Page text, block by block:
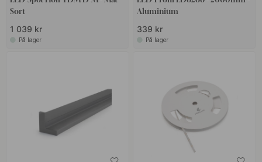
Sort
1 039 kr
På lager
Aluminium
339 kr
På lager